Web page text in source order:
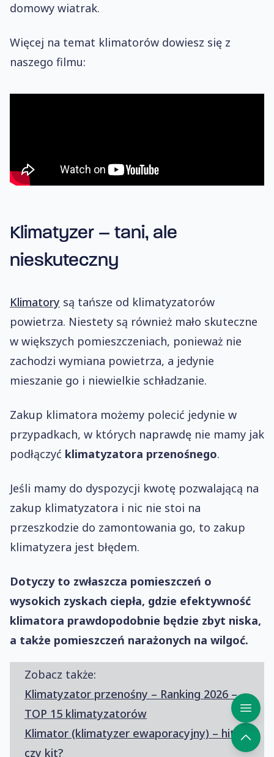
domowy wiatrak.
Więcej na temat klimatorów dowiesz się z
naszego filmu:
Klimatyzer – tani, ale
nieskuteczny
Klimatory są tańsze od klimatyzatorów
powietrza. Niestety są również mało skuteczne
w większych pomieszczeniach, ponieważ nie
zachodzi wymiana powietrza, a jedynie
mieszanie go i niewielkie schładzanie.
Zakup klimatora możemy polecić jedynie w
przypadkach, w których naprawdę nie mamy jak
podłączyć klimatyzatora przenośnego.
Jeśli mamy do dyspozycji kwotę pozwalającą na
zakup klimatyzatora i nic nie stoi na
przeszkodzie do zamontowania go, to zakup
klimatyzera jest błędem.
Dotyczy to zwłaszcza pomieszczeń o
wysokich zyskach ciepła, gdzie efektywność
klimatora prawdopodobnie będzie zbyt niska,
a także pomieszczeń narażonych na wilgoć.
Zobacz także:
Klimatyzator przenośny – Ranking 2026 –
TOP 15 klimatyzatorów
Klimator (klimatyzer ewaporacyjny) – hit
czy kit?